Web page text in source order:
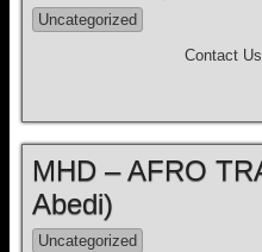
Uncategorized
Contact
MHD – AFRO
Abedi)
Uncategorized